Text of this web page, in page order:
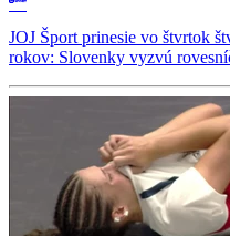
JOJ Šport prinesie vo štvrtok
rokov: Slovenky vyzvú